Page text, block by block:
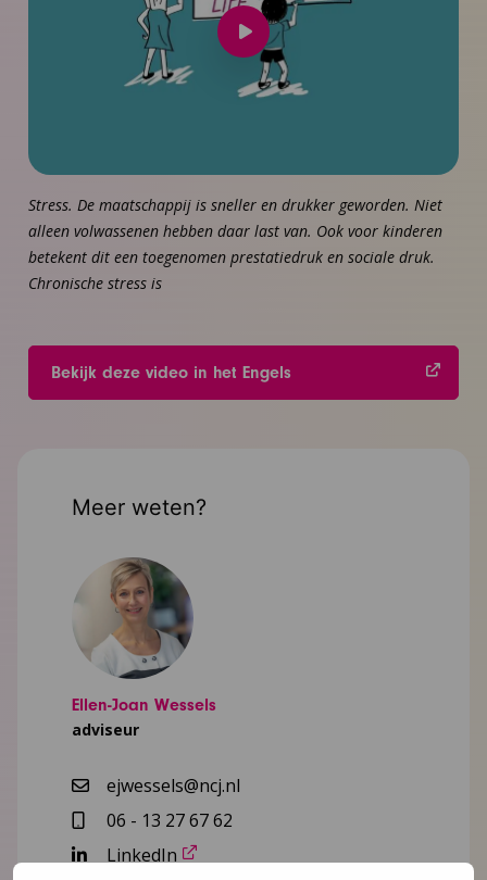
Speel
video
af
Stress. De maatschappij is sneller en drukker geworden. Niet
alleen volwassenen hebben daar last van. Ook voor kinderen
betekent dit een toegenomen prestatiedruk en sociale druk.
Chronische stress is
Bekijk deze video in het Engels
Meer weten?
Ellen-Joan Wessels
adviseur
ejwessels@ncj.nl
06 - 13 27 67 62
LinkedIn